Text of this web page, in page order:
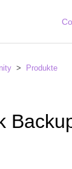
Produkte